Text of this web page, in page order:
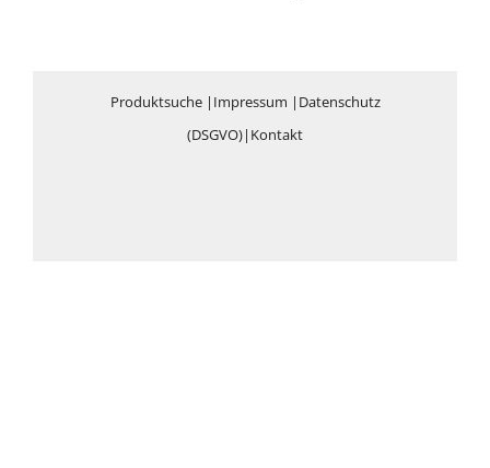
Produktsuche| Impressum | Datenschutz
(DSGVO)| Kontakt